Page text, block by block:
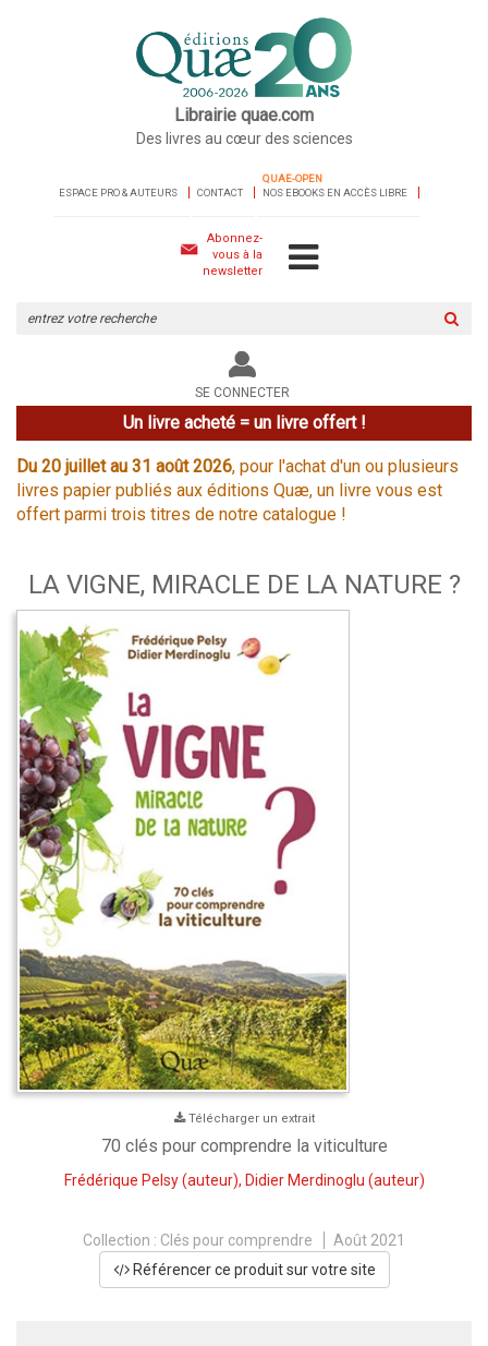
Librairie quae.com
Des livres au cœur des sciences
ESPACE PRO & AUTEURS CONTACT
QUAE-OPEN
NOS EBOOKS EN ACCÈS LIBRE
Abonnez-
vous à la
newsletter
le
site
SE CONNECTER
Un livre acheté = un livre offert !
Du 20 juillet au 31 août 2026, pour l'achat d'un ou plusieurs
livres papier publiés aux éditions Quæ, un livre vous est
offert parmi trois titres de notre catalogue !
LA VIGNE, MIRACLE DE LA NATURE ?
Télécharger un extrait
70 clés pour comprendre la viticulture
Frédérique Pelsy(auteur), Didier Merdinoglu (auteur)
Collection : Clés pour comprendre
Août 2021
Référencer ce produit sur votre site